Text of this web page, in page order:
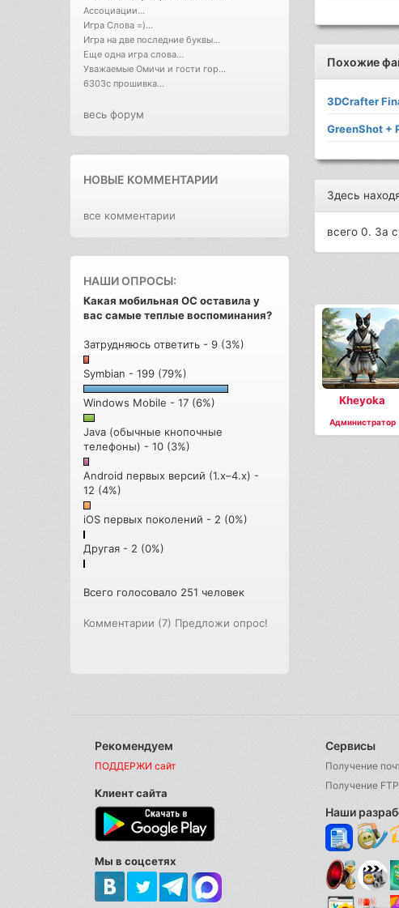
Ассоциации...
Игра Слова =)...
Игра на две последние буквы...
Еще одна игра слова...
Уважаемые Омичи и гости гор...
6303с прошивка...
весь форум
НОВЫЕ КОММЕНТАРИИ
все комментарии
НАШИ ОПРОСЫ:
Какая мобильная ОС оставила у
вас самые теплые воспоминания?
Затрудняюсь ответить - 9 (3%)
Symbian - 199 (79%)
Windows Mobile - 17 (6%)
Java (обычные кнопочные
телефоны) - 10 (3%)
Android первых версий (1.x–4.x) -
12 (4%)
iOS первых поколений - 2 (0%)
Другая - 2 (0%)
Всего голосовало 251 человек
Комментарии (7) Предложи опрос!
Похожие
3DCrafter
GreenShot +
Здесь
всего 0. За
Kheyoka
Администратор
Рекомендуем
ПОДДЕРЖИ сайт
Клиент сайта
Мы в соцсетях
Сервисы
Получение
Получение FTP
Наши